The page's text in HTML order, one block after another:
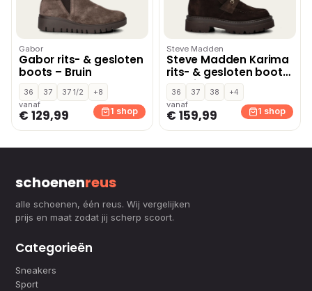
Gabor
Gabor rits- & gesloten
boots – Bruin
36 37 37 1/2
+8
vanaf
€ 129,99 1 shop
Steve Madden
Steve Madden Karima
rits- & gesloten boots
– Bruin
36 37 38
+4
vanaf
€ 159,99 1 shop
schoenenreus
alle schoenen, één reus. Wij vergelijken
prijs en maat zodat jij scherp scoort.
Categorieën
Sneakers
Sport